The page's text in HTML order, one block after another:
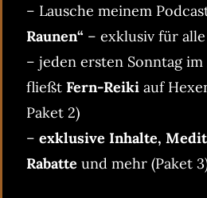
– Lausche meinem
Raunen“ – exklusiv für
– jeden ersten Sonntag
fließt Fern-Reiki auf
Paket 2)
– exklusive Inhalte,
Rabatte und mehr (Paket